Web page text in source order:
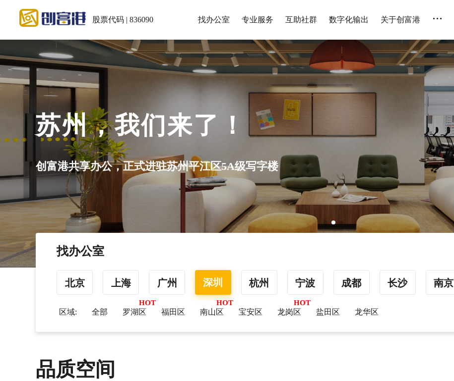
股票代码 | 836090 找办公室 专业服务 互助社群 数字化输出 关于创富港 ...
会议室：5~30人 全国连锁 设备齐全
小程序充值积分再预订享5.5折！
找办公室
北京 上海 广州 深圳 杭州 宁波 成都 长沙 南京
区域: 全部 罗湖区 福田区 南山区 宝安区 龙岗区 盐田区 龙华区
品质空间